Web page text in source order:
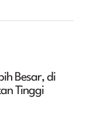
Besar, di
Tinggi